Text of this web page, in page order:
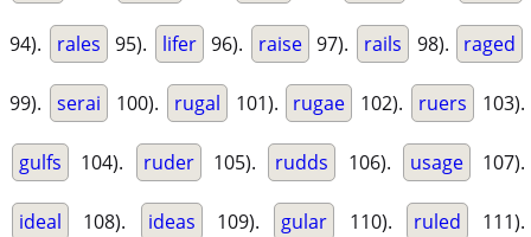
94). rales 95). lifer 96). raise 97). rails 98). raged
99). serai 100). rugal 101). rugae 102). ruers 103).
gulfs 104). ruder 105). rudds 106). usage 107).
ideal 108). ideas 109). gular 110). ruled 111).